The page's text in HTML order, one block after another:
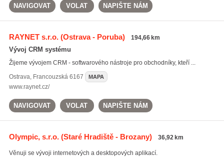
NAVIGOVAT VOLAT NAPIŠTE NÁM
RAYNET s.r.o.(Ostrava - Poruba) 194,66 km
Vývoj CRM systému
Žijeme vývojem CRM - softwarového nástroje pro obchodníky, kteří ...
Ostrava, Francouzská 6167 MAPA
www.raynet.cz/
NAVIGOVAT VOLAT NAPIŠTE NÁM
Olympic, s.r.o.(Staré Hradiště - Brozany) 36,92 km
Věnuji se vývoji internetových a desktopových aplikací.